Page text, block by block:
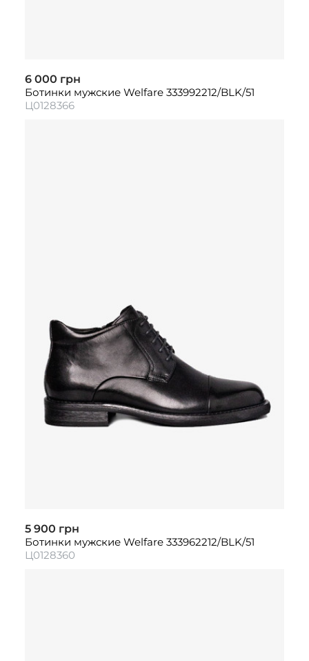
6 000 грн
Ботинки мужские Welfare 333992212/BLK/51
Ц0128366
5 900 грн
Ботинки мужские Welfare 333962212/BLK/51
Ц0128360